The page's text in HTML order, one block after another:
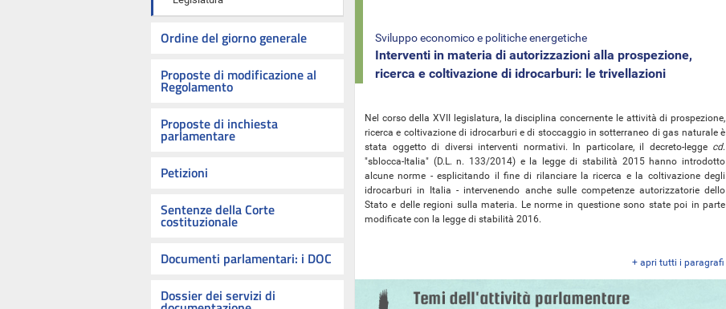
Ordine del giorno generale
Proposte di modificazione al
Regolamento
Proposte di inchiesta
parlamentare
Petizioni
Sentenze della Corte
costituzionale
Documenti parlamentari: i DOC
Dossier dei servizi di
Sviluppo economico e politiche energetiche
Interventi in materia di autorizzazioni alla prospezione,
ricerca e coltivazione di idrocarburi: le trivellazioni
Nel corso della XVII legislatura, la disciplina concernente le attività di prospezione,
ricerca e coltivazione di idrocarburi e di stoccaggio in sotterraneo di gas naturale è
stata oggetto di diversi interventi normativi. In particolare, il decreto-legge cd.
"sblocca-Italia" (D.L. n. 133/2014) e la legge di stabilità 2015 hanno introdotto
alcune norme - esplicitando il fine di rilanciare la ricerca e la coltivazione degli
idrocarburi in Italia - intervenendo anche sulle competenze autorizzatorie dello
Stato e delle regioni sulla materia. Le norme in questione sono state poi in parte
modificate con la legge di stabilità 2016.
+ apri tutti i paragrafi